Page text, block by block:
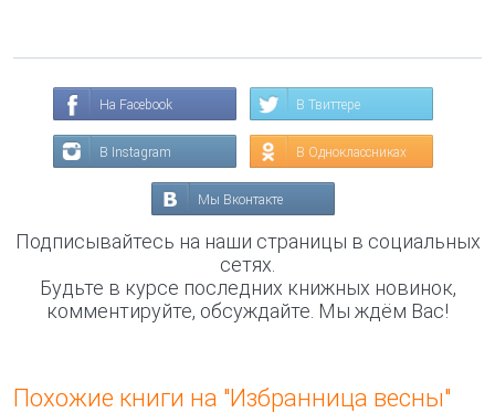
На Facebook В Твиттере
В Instagram В Одноклассниках
Мы Вконтакте
Подписывайтесь на наши страницы в социальных
сетях.
Будьте в курсе последних книжных новинок,
комментируйте, обсуждайте. Мы ждём Вас!
Похожие книги на "Избранница весны"